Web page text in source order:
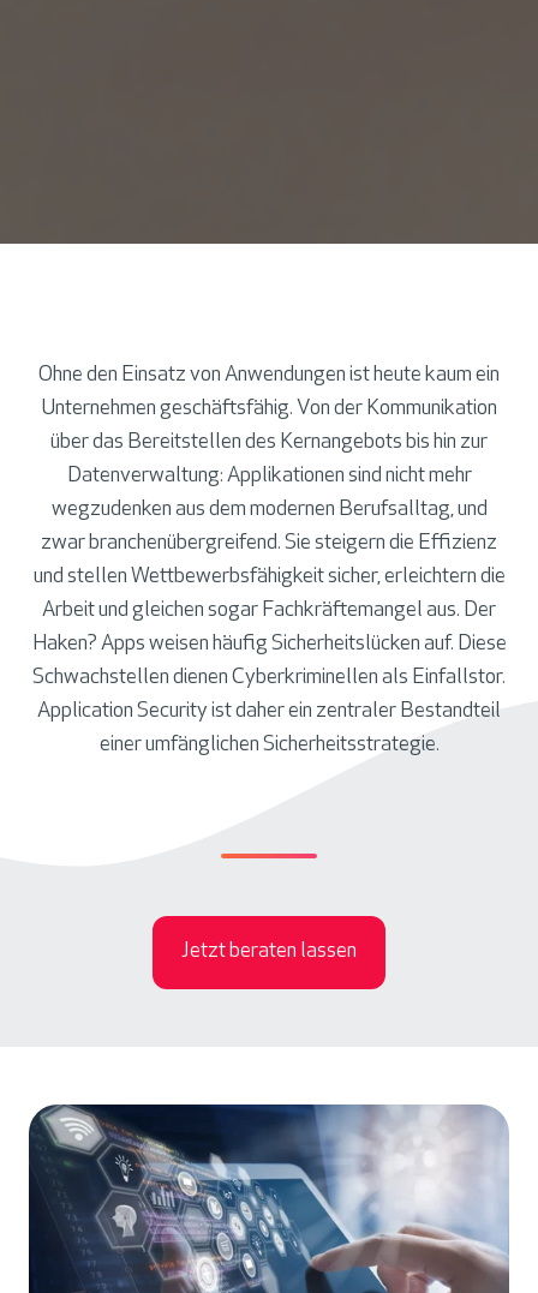
Ohne den Einsatz von Anwendungen ist heute kaum ein
Unternehmen geschäftsfähig. Von der Kommunikation
über das Bereitstellen des Kernangebots bis hin zur
Datenverwaltung: Applikationen sind nicht mehr
wegzudenken aus dem modernen Berufsalltag, und
zwar branchenübergreifend. Sie steigern die Effizienz
und stellen Wettbewerbsfähigkeit sicher, erleichtern die
Arbeit und gleichen sogar Fachkräftemangel aus. Der
Haken? Apps weisen häufig Sicherheitslücken auf. Diese
Schwachstellen dienen Cyberkriminellen als Einfallstor.
Application Security ist daher ein zentraler Bestandteil
einer umfänglichen Sicherheitsstrategie.
Jetzt beraten lassen